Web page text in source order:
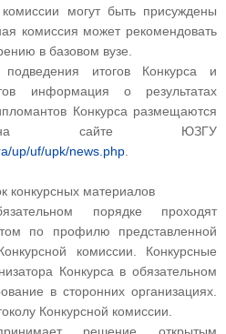
могут быть присуждены
комиссия может рекомендовать
в базовом вузе.
итогов Конкурса и
информация о результатах
Конкурса размещаются
на сайте ЮЗГУ
up/uf/upk/news.php.
конкурсных материалов
порядке проходят
по профилю представленной
комиссии. Конкурсные
Конкурса в обязательном
в сторонних организациях.
Конкурсной комиссии.